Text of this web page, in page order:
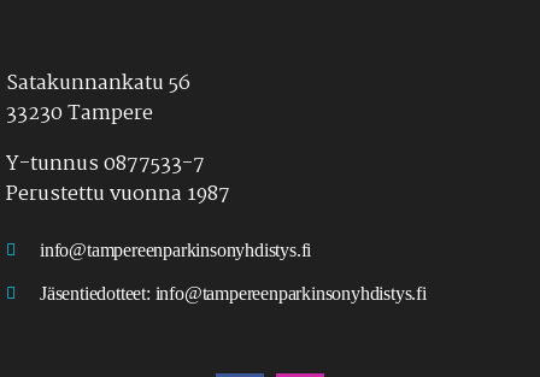
Satakunnankatu 56
33230 Tampere
Y-tunnus 0877533-7
Perustettu vuonna 1987
info@tampereenparkinsonyhdistys.fi
Jäsentiedotteet: info@tampereenparkinsonyhdistys.fi